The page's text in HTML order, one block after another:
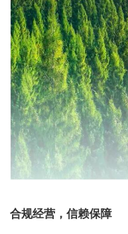
合规经营，信赖保障